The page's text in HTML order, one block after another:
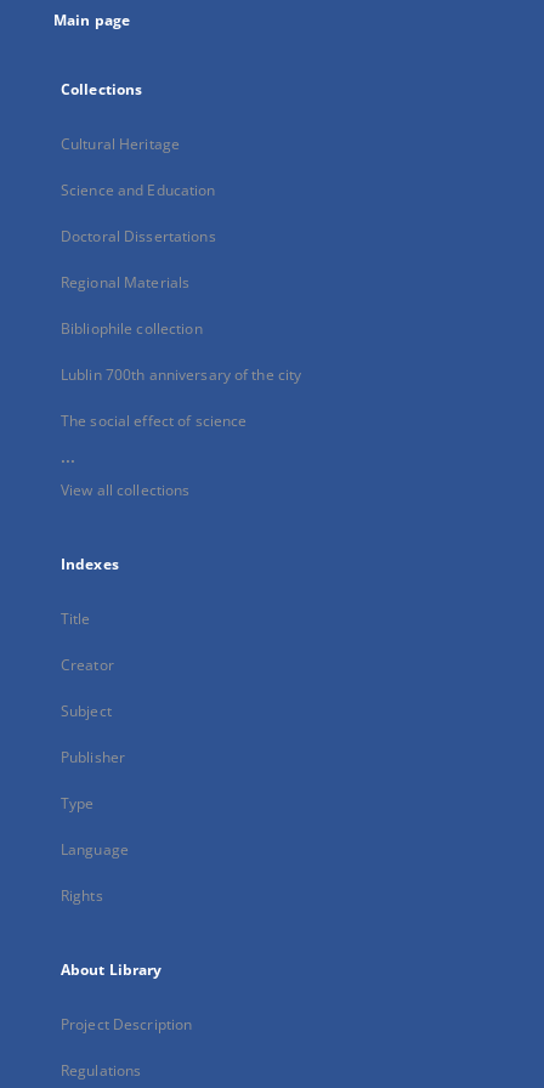
Main page
Collections
Cultural Heritage
Science and Education
Doctoral Dissertations
Regional Materials
Bibliophile collection
Lublin 700th anniversary of the city
The social effect of science
...
View all collections
Indexes
Title
Creator
Subject
Publisher
Type
Language
Rights
About Library
Project Description
Regulations